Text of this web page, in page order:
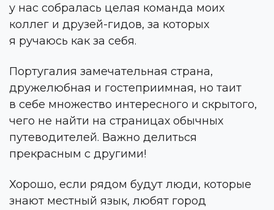
у нас собралась целая команда моих
коллег и друзей-гидов, за которых
я ручаюсь как за себя.
Португалия замечательная страна,
дружелюбная и гостеприимная, но таит
в себе множество интересного и скрытого,
чего не найти на страницах обычных
путеводителей. Важно делиться
прекрасным с другими!
Хорошо, если рядом будут люди, которые
знают местный язык, любят город